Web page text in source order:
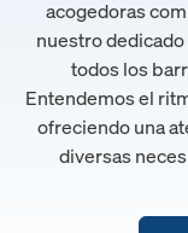
acogedoras
nuestro
todos los
Entendemos el
ofreciendo una
diversas